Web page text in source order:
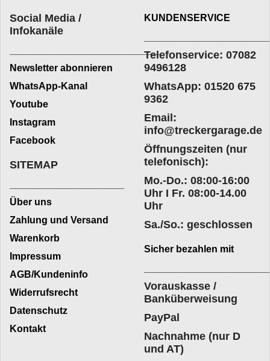
Social Media /
Infokanäle
_________________________
Newsletter abonnieren
WhatsApp-Kanal
Youtube
Instagram
Facebook
KUNDENSERVICE
Telefonservice: 07082
9496128
WhatsApp: 01520 675
9362
Email:
info@treckergarage.de
Öffnungszeiten (nur
telefonisch):
Mo.-Do.: 08:00-16:00
Uhr I Fr. 08:00-14.00
Uhr
Sa./So.: geschlossen
SITEMAP
Über uns
Zahlung und Versand
Warenkorb
Impressum
AGB/Kundeninfo
Widerrufsrecht
Datenschutz
Kontakt
Sicher bezahlen mit
Vorauskasse /
Banküberweisung
PayPal
Nachnahme (nur D
und AT)